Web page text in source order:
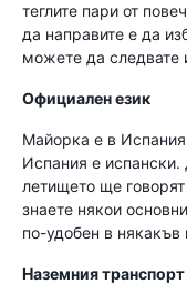
теглите пари от
да направите е да
можете да следвате
Официален език
Майорка е в
Испания е испански.
летището ще
знаете някои
по-удобен в
Наземния